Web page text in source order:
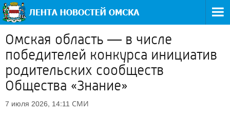
Омская область — в числе
победителей конкурса инициатив
родительских сообществ
Общества «Знание»
7 июля 2026, 14:11 СМИ